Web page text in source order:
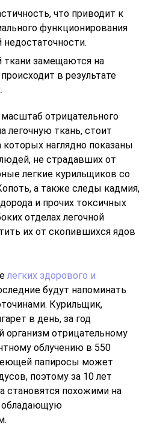
что приводит к
функционирования
недостаточности.
ткани замещаются на
в результате
отрицательного
легочную ткань, стоит
наглядно показаны
не страдавших от
легкие курильщиков со
а также следы кадмия,
и прочих токсичных
отделах легочной
их от скопившихся ядов
легких здорового и
будут напоминать
Курильщик,
в день, за год
организм отрицательному
облучению в 550
папиросы может
поэтому за 10 лет
становятся похожими на
обладающую